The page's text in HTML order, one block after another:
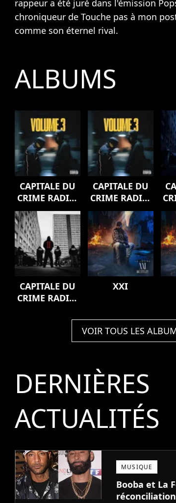
rappeur a été juré dans l'émission
chroniqueur de Touche pas à mon
comme son éternel rival.
ALBUMS
CAPITALE DU
CRIME RADIO,
vol. 3
CAPITALE DU
CRIME RADIO,
vol. 3
CAPITALE DU
CRIME RADIO,
XXI
VOIR TOUS LES
DERNIÈRES
ACTUALITÉS
MUSIQUE
Booba et La